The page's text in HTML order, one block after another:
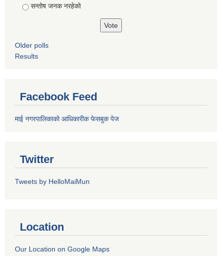
सन्तोष जनक नरहेको
Older polls
Results
Facebook Feed
माई नगरपालिकाको आधिकारीक फेसबुक पेज
Twitter
Tweets by HelloMaiMun
Location
Our Location on Google Maps